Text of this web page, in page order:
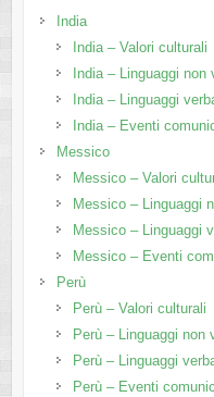
India
India – Valori culturali
India – Linguaggi non
India – Linguaggi
India – Eventi
Messico
Messico – Valori
Messico – Linguaggi
Messico – Linguaggi
Messico – Eventi
Perù
Perù – Valori culturali
Perù – Linguaggi non
Perù – Linguaggi
Perù – Eventi